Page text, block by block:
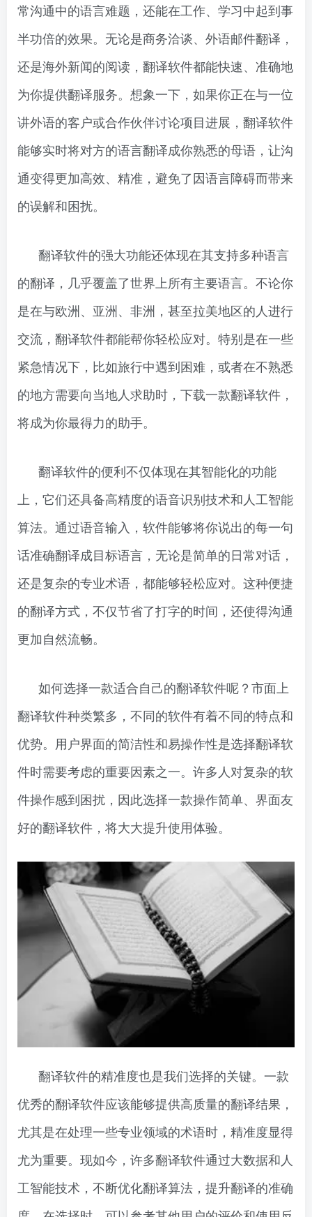
常沟通中的语言难题，还能在工作、学习中起到事
半功倍的效果。无论是商务洽谈、外语邮件翻译，
还是海外新闻的阅读，翻译软件都能快速、准确地
为你提供翻译服务。想象一下，如果你正在与一位
讲外语的客户或合作伙伴讨论项目进展，翻译软件
能够实时将对方的语言翻译成你熟悉的母语，让沟
通变得更加高效、精准，避免了因语言障碍而带来
的误解和困扰。
翻译软件的强大功能还体现在其支持多种语言
的翻译，几乎覆盖了世界上所有主要语言。不论你
是在与欧洲、亚洲、非洲，甚至拉美地区的人进行
交流，翻译软件都能帮你轻松应对。特别是在一些
紧急情况下，比如旅行中遇到困难，或者在不熟悉
的地方需要向当地人求助时，下载一款翻译软件，
将成为你最得力的助手。
翻译软件的便利不仅体现在其智能化的功能
上，它们还具备高精度的语音识别技术和人工智能
算法。通过语音输入，软件能够将你说出的每一句
话准确翻译成目标语言，无论是简单的日常对话，
还是复杂的专业术语，都能够轻松应对。这种便捷
的翻译方式，不仅节省了打字的时间，还使得沟通
更加自然流畅。
如何选择一款适合自己的翻译软件呢？市面上
翻译软件种类繁多，不同的软件有着不同的特点和
优势。用户界面的简洁性和易操作性是选择翻译软
件时需要考虑的重要因素之一。许多人对复杂的软
件操作感到困扰，因此选择一款操作简单、界面友
好的翻译软件，将大大提升使用体验。
翻译软件的精准度也是我们选择的关键。一款
优秀的翻译软件应该能够提供高质量的翻译结果，
尤其是在处理一些专业领域的术语时，精准度显得
尤为重要。现如今，许多翻译软件通过大数据和人
工智能技术，不断优化翻译算法，提升翻译的准确